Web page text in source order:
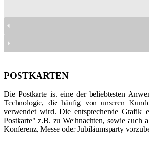
POSTKARTEN
Die Postkarte ist eine der beliebtesten
Technologie, die häufig von unseren
verwendet wird. Die entsprechende Grafik
Postkarte" z.B. zu Weihnachten, sowie auch
Konferenz, Messe oder Jubiläumsparty